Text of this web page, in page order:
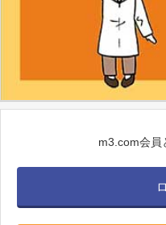
m3.com会員